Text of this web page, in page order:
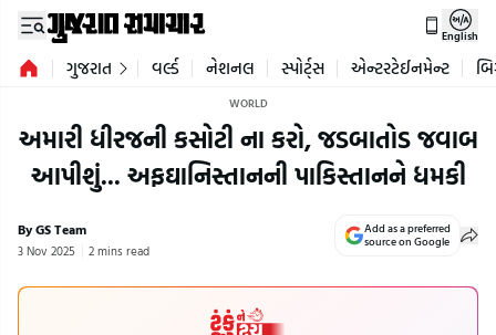
English
ગુજરાત વર્લ્ડ નેશનલ સ્પોર્ટ્સ એન્ટરટેઈનમેન્ટ
WORLD
અમારી ધીરજની કસોટી ના કરો, જડબાતોડ જવાબ
આપીશું... અફઘાનિસ્તાનની પાકિસ્તાનને ધમકી
By GS Team
3 Nov 2025 2 mins read
Add as a preferred
source on Google